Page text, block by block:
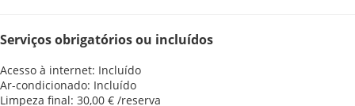
Serviços obrigatórios ou incluídos
Acesso à internet: Incluído
Ar-condicionado: Incluído
Limpeza final: 30,00 € /reserva